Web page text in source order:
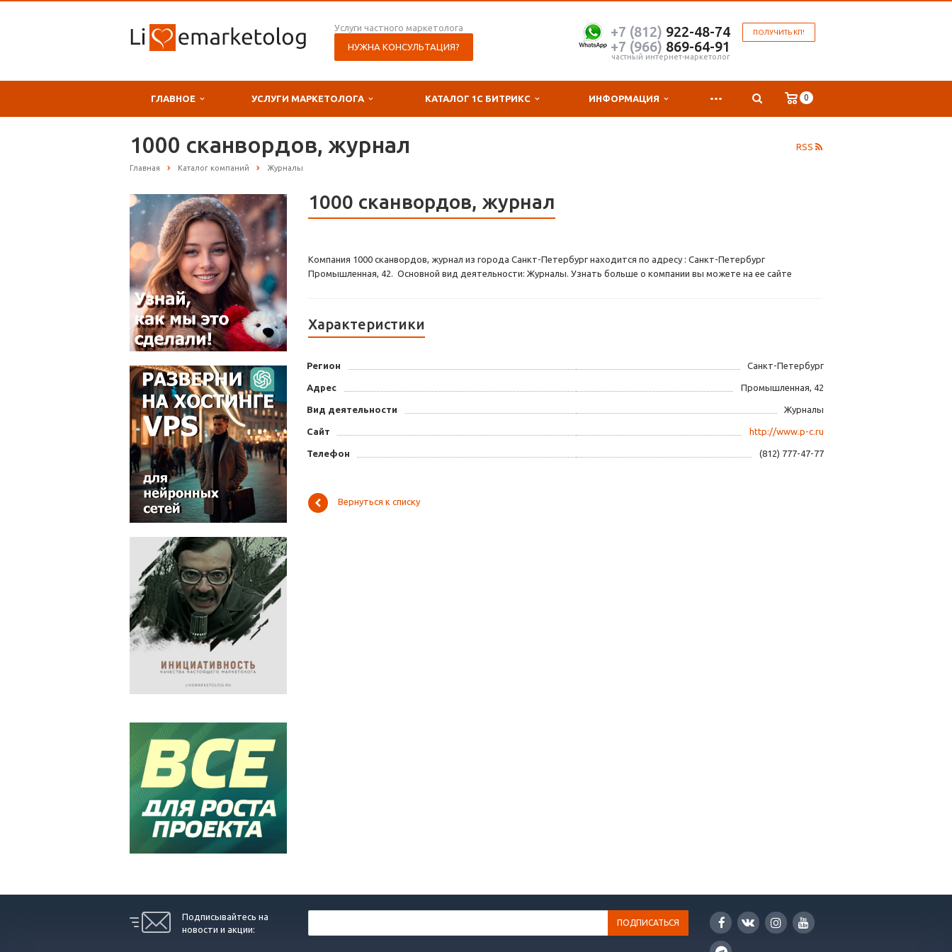
Услуги частного маркетолога
НУЖНА КОНСУЛЬТАЦИЯ?
ПОЛУЧИТЬ КП!
+7 (812) 922-48-74
+7 (966) 869-64-91
частный интернет-маркетолог
ГЛАВНОЕ УСЛУГИ МАРКЕТОЛОГА КАТАЛОГ 1С БИТРИКС ИНФОРМАЦИЯ ... 0
RSS
1000 сканвордов, журнал
Главная Каталог компаний Журналы
1000 сканвордов, журнал
Компания 1000 сканвордов, журнал из города Санкт-Петербург находится по адресу : Санкт-Петербург
Промышленная, 42. Основной вид деятельности: Журналы. Узнать больше о компании вы можете на ее сайте
Характеристики
Регион Санкт-Петербург
Адрес Промышленная, 42
Вид деятельности Журналы
Сайт http://www.p-c.ru
Телефон (812) 777-47-77
Вернуться к списку
Подписывайтесь на
новости и акции: